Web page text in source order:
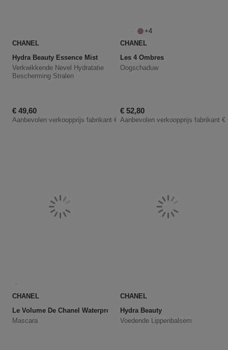
CHANEL
Hydra Beauty Essence Mist
Verkwikkende Nevel Hydratatie
Bescherming Stralen
Kortingsprijs
€ 49,60
Aanbevolen verkoopprijs fabrikant € 62,00
4
CHANEL
Les 4 Ombres
Oogschaduw
Kortingsprijs
€ 52,80
Aanbevolen verkoopprijs fabrikant €
CHANEL
Le Volume De Chanel Waterproof
Mascara
CHANEL
Hydra Beauty
Voedende Lippenbalsem